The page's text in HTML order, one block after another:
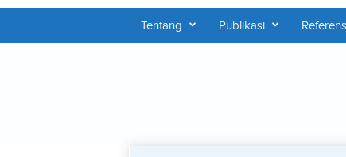
Tentang Publikasi